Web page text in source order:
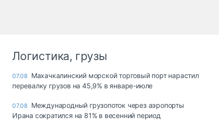
Логистика, грузы
07.08 Махачкалинский морской торговый порт нарастил
перевалку грузов на 45,9% в январе-июле
07.08 Международный грузопоток через аэропорты
Ирана сократился на 81% в весенний период